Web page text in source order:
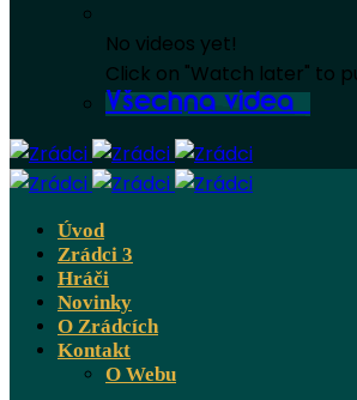
No videos yet!
Click on "Watch later" to
Všechna videa
Úvod
Zrádci 3
Hráči
Novinky
O Zrádcích
Kontakt
O Webu